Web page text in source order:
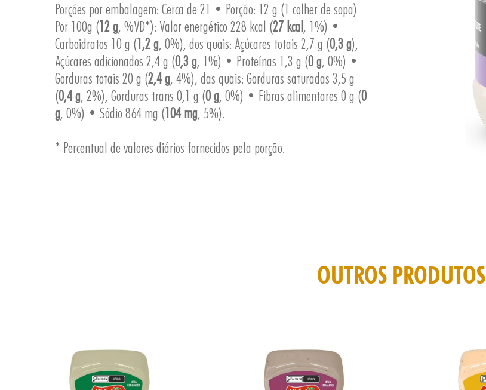
Porções por embalagem: Cerca de 21 • Porção: 12 g (1 colher de sopa)
Por 100g (12 g, %VD*): Valor energético 228 kcal (27 kcal , 1%) •
Carboidratos 10 g (1,2 g, 0%), dos quais: Açúcares totais 2,7 g (0,3 g),
Açúcares adicionados 2,4 g (0,3 g, 1%) • Proteínas 1,3 g (0 g, 0%) •
Gorduras totais 20 g (2,4 g, 4%), das quais: Gorduras saturadas 3,5 g
(0,4 g, 2%), Gorduras trans 0,1 g (0 g, 0%) • Fibras alimentares 0 g (0
g, 0%) • Sódio 864 mg (104 mg, 5%).
* Percentual de valores diários fornecidos pela porção.
OUTROS PRODUTOS